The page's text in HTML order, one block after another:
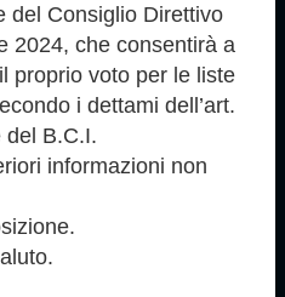
del Consiglio Direttivo
2024, che consentirà a
proprio voto per le liste
i dettami dell’art.
del B.C.I.
informazioni non